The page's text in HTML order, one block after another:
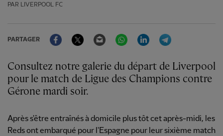
PAR LIVERPOOL FC
PARTAGER
FacebookTwitter Email WhatsAppLinkedIn
Consultez notre galerie du départ de Liverpool
pour le match de Ligue des Champions contre
Gérone mardi soir.
Après s'être entraînés à domicile plus tôt cet après-midi, les
Reds ont embarqué pour l'Espagne pour leur sixième match